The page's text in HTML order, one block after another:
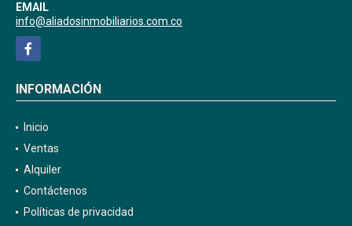
EMAIL
info@aliadosinmobiliarios.com.co
Facebook
INFORMACIÓN
Inicio
Ventas
Alquiler
Contáctenos
Políticas de privacidad